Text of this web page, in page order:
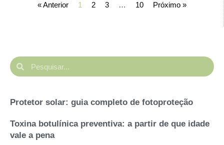
« Anterior 1 2 3 … 10 Próximo »
Protetor solar: guia completo de fotoproteção
Toxina botulínica preventiva: a partir de que idade
vale a pena